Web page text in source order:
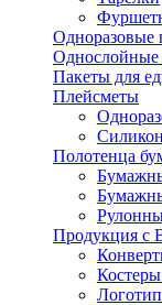
Одноразовые
Однослойные
Пакеты для
Плейсметы
Полотенца
Продукция с